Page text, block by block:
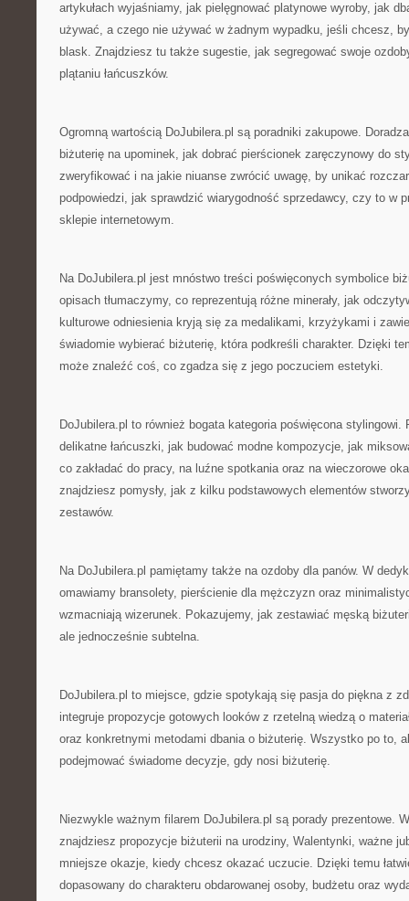
artykułach wyjaśniamy, jak pielęgnować platynowe wyroby, jak
używać, a czego nie używać w żadnym wypadku, jeśli chcesz,
blask. Znajdziesz tu także sugestie, jak segregować swoje
plątaniu łańcuszków.
Ogromną wartością DoJubilera.pl są poradniki zakupowe.
biżuterię na upominek, jak dobrać pierścionek zaręczynowy do
zweryfikować i na jakie niuanse zwrócić uwagę, by unikać
podpowiedzi, jak sprawdzić wiarygodność sprzedawcy, czy to w
sklepie internetowym.
Na DoJubilera.pl jest mnóstwo treści poświęconych symbolice
opisach tłumaczymy, co reprezentują różne minerały, jak
kulturowe odniesienia kryją się za medalikami, krzyżykami i
świadomie wybierać biżuterię, która podkreśli charakter. Dzięki
może znaleźć coś, co zgadza się z jego poczuciem estetyki.
DoJubilera.pl to również bogata kategoria poświęcona stylingowi.
delikatne łańcuszki, jak budować modne kompozycje, jak
co zakładać do pracy, na luźne spotkania oraz na wieczorowe
znajdziesz pomysły, jak z kilku podstawowych elementów
zestawów.
Na DoJubilera.pl pamiętamy także na ozdoby dla panów. W
omawiamy bransolety, pierścienie dla mężczyzn oraz
wzmacniają wizerunek. Pokazujemy, jak zestawiać męską
ale jednocześnie subtelna.
DoJubilera.pl to miejsce, gdzie spotykają się pasja do piękna z
integruje propozycje gotowych looków z rzetelną wiedzą o
oraz konkretnymi metodami dbania o biżuterię. Wszystko po to,
podejmować świadome decyzje, gdy nosi biżuterię.
Niezwykle ważnym filarem DoJubilera.pl są porady prezentowe.
znajdziesz propozycje biżuterii na urodziny, Walentynki, ważne
mniejsze okazje, kiedy chcesz okazać uczucie. Dzięki temu
dopasowany do charakteru obdarowanej osoby, budżetu oraz